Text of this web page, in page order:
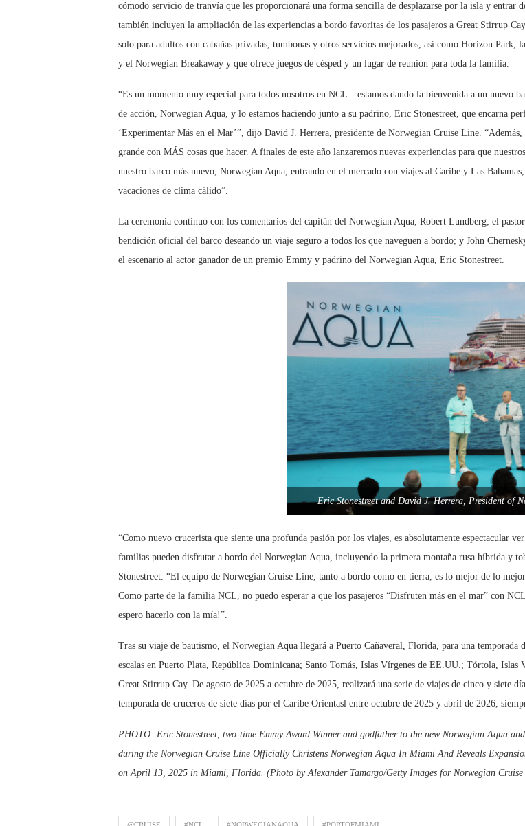
cómodo servicio de tranvía que les proporcionará una forma sencilla de desplazarse por la isla y entrar
también incluyen la ampliación de las experiencias a bordo favoritas de los pasajeros a Great Stirrup
solo para adultos con cabañas privadas, tumbonas y otros servicios mejorados, así como Horizon Park,
y el Norwegian Breakaway y que ofrece juegos de césped y un lugar de reunión para toda la familia.
“Es un momento muy especial para todos nosotros en NCL – estamos dando la bienvenida a un
de acción, Norwegian Aqua, y lo estamos haciendo junto a su padrino, Eric Stonestreet, que encarna
‘Experimentar Más en el Mar’”, dijo David J. Herrera, presidente de Norwegian Cruise Line. “Además,
grande con MÁS cosas que hacer. A finales de este año lanzaremos nuevas experiencias para que
nuestro barco más nuevo, Norwegian Aqua, entrando en el mercado con viajes al Caribe y Las
vacaciones de clima cálido”.
La ceremonia continuó con los comentarios del capitán del Norwegian Aqua, Robert Lundberg; el
bendición oficial del barco deseando un viaje seguro a todos los que naveguen a bordo; y John
el escenario al actor ganador de un premio Emmy y padrino del Norwegian Aqua, Eric Stonestreet.
Eric Stonestreet and David J. Herrera, President of
“Como nuevo crucerista que siente una profunda pasión por los viajes, es absolutamente espectacular
familias pueden disfrutar a bordo del Norwegian Aqua, incluyendo la primera montaña rusa híbrida y
Stonestreet. “El equipo de Norwegian Cruise Line, tanto a bordo como en tierra, es lo mejor de lo
Como parte de la familia NCL, no puedo esperar a que los pasajeros “Disfruten más en el mar” con
espero hacerlo con la mía!”.
Tras su viaje de bautismo, el Norwegian Aqua llegará a Puerto Cañaveral, Florida, para una temporada
escalas en Puerto Plata, República Dominicana; Santo Tomás, Islas Vírgenes de EE.UU.; Tórtola, Islas
Great Stirrup Cay. De agosto de 2025 a octubre de 2025, realizará una serie de viajes de cinco y siete
temporada de cruceros de siete días por el Caribe Orientasl entre octubre de 2025 y abril de 2026,
PHOTO: Eric Stonestreet, two-time Emmy Award Winner and godfather to the new Norwegian Aqua
during the Norwegian Cruise Line Officially Christens Norwegian Aqua In Miami And Reveals
on April 13, 2025 in Miami, Florida. (Photo by Alexander Tamargo/Getty Images for Norwegian